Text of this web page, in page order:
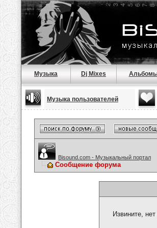
Музыка Dj Mixes
Музыка пользователей
Bisound.com - Музыкальный портал
Сообщение форума
Извините,